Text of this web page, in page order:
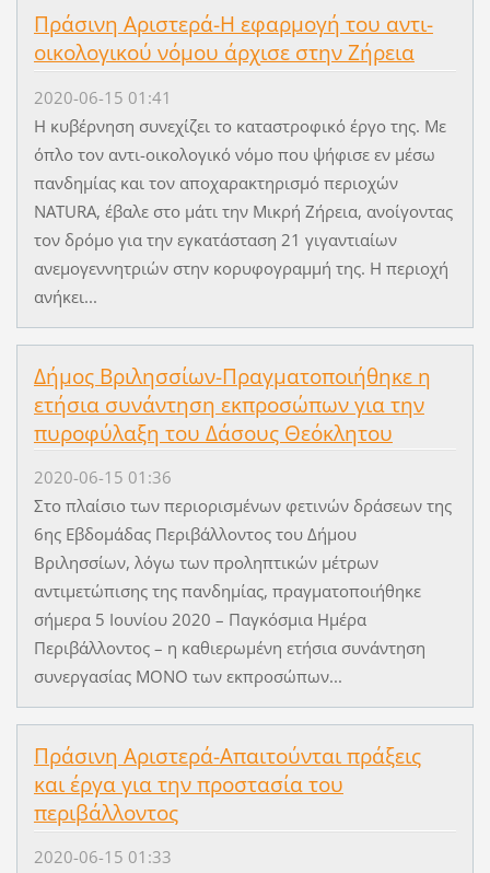
Πράσινη Αριστερά-Η εφαρμογή του αντι-
οικολογικού νόμου άρχισε στην Ζήρεια
2020-06-15 01:41
Η κυβέρνηση συνεχίζει το καταστροφικό έργο της. Με
όπλο τον αντι-οικολογικό νόμο που ψήφισε εν μέσω
πανδημίας και τον αποχαρακτηρισμό περιοχών
NATURA, έβαλε στο μάτι την Μικρή Ζήρεια, ανοίγοντας
τον δρόμο για την εγκατάσταση 21 γιγαντιαίων
ανεμογεννητριών στην κορυφογραμμή της. Η περιοχή
ανήκει...
Δήμος Βριλησσίων-Πραγματοποιήθηκε η
ετήσια συνάντηση εκπροσώπων για την
πυροφύλαξη του Δάσους Θεόκλητου
2020-06-15 01:36
Στο πλαίσιο των περιορισμένων φετινών δράσεων της
6ης Εβδομάδας Περιβάλλοντος του Δήμου
Βριλησσίων, λόγω των προληπτικών μέτρων
αντιμετώπισης της πανδημίας, πραγματοποιήθηκε
σήμερα 5 Ιουνίου 2020 – Παγκόσμια Ημέρα
Περιβάλλοντος – η καθιερωμένη ετήσια συνάντηση
συνεργασίας ΜΟΝΟ των εκπροσώπων...
Πράσινη Αριστερά-Απαιτούνται πράξεις
και έργα για την προστασία του
περιβάλλοντος
2020-06-15 01:33